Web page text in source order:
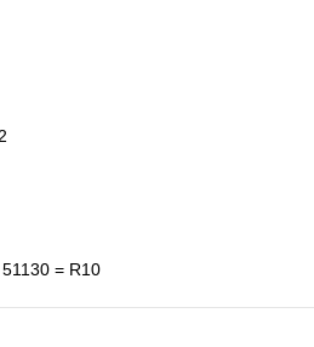
= R10